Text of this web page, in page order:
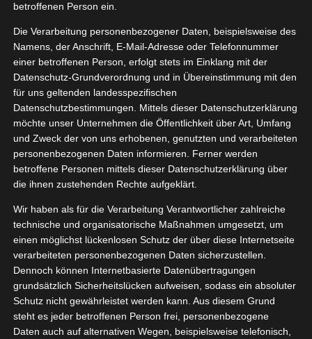
02, 2022
Frühstück
Wholey Testpaket
Februar 3, 2022 | Essen ,Frühstück, Produktvorstellungen
Weiterlesen
betroffenen Person ein.
Die Verarbeitung personenbezogener Daten, beispielsweise des
Namens, der Anschrift, E-Mail-Adresse oder Telefonnummer
einer betroffenen Person, erfolgt stets im Einklang mit der
Datenschutz-Grundverordnung und in Übereinstimmung mit den
für uns geltenden landesspezifischen
Datenschutzbestimmungen. Mittels dieser Datenschutzerklärung
möchte unser Unternehmen die Öffentlichkeit über Art, Umfang
und Zweck der von uns erhobenen, genutzten und verarbeiteten
personenbezogenen Daten informieren. Ferner werden
betroffene Personen mittels dieser Datenschutzerklärung über
die ihnen zustehenden Rechte aufgeklärt.
Wir haben als für die Verarbeitung Verantwortlicher zahlreiche
technische und organisatorische Maßnahmen umgesetzt, um
einen möglichst lückenlosen Schutz der über diese Internetseite
verarbeiteten personenbezogenen Daten sicherzustellen.
Dennoch können Internetbasierte Datenübertragungen
grundsätzlich Sicherheitslücken aufweisen, sodass ein absoluter
Schutz nicht gewährleistet werden kann. Aus diesem Grund
steht es jeder betroffenen Person frei, personenbezogene
Daten auch auf alternativen Wegen, beispielsweise telefonisch,